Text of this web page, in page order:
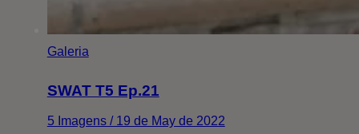
Galeria
SWAT T5 Ep.21
5 Imagens / 19 de May de 2022